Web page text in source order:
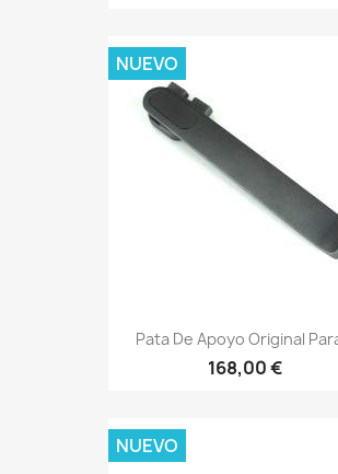
Pata De Apoyo Original
168,00 €
NUEVO
NUEVO